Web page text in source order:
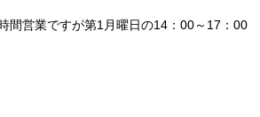
間営業ですが第1月曜日の14：00～17：00